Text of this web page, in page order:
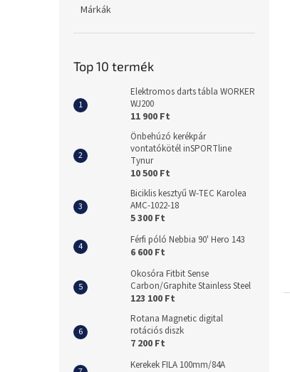
Márkák
Top 10 termék
Elektromos darts tábla WORKER
WJ200
11 900 Ft
Önbehúzó kerékpár
vontatókötél inSPORTline
Tynur
10 500 Ft
Biciklis kesztyű W-TEC Karolea
AMC-1022-18
5 300 Ft
Férfi póló Nebbia 90' Hero 143
6 600 Ft
Okosóra Fitbit Sense
Carbon/Graphite Stainless Steel
123 100 Ft
Rotana Magnetic digital
rotációs diszk
7 200 Ft
Kerekek FILA 100mm/84A